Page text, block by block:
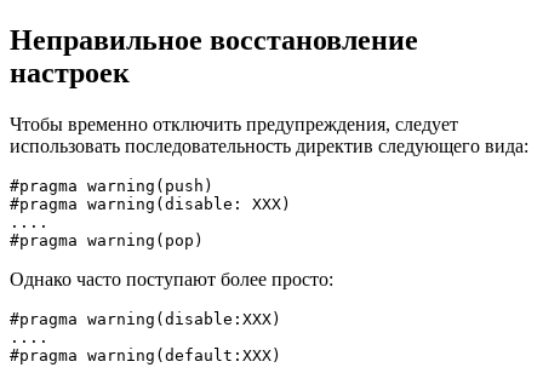
Неправильное восстановление
настроек
Чтобы временно отключить предупреждения, следует
использовать последовательность директив следующего вида:
#pragma warning(push)
#pragma warning(disable: XXX)
....
#pragma warning(pop)
Однако часто поступают более просто:
#pragma warning(disable:XXX)
....
#pragma warning(default:XXX)